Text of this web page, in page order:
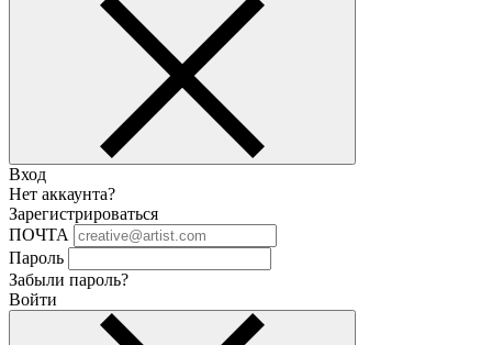
Вход
Нет аккаунта?
Зарегистрироваться
ПОЧТА
Пароль
Забыли пароль?
Войти